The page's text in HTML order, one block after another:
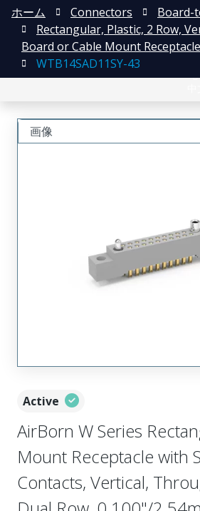
ホーム Connectors
Board-
Rectangular, Plastic, 2 Row,
Board or Cable Mount Receptacle
WTB14SAD11SY-43
Active
AirBorn W Series
Mount Receptacle with
Contacts, Vertical,
画像